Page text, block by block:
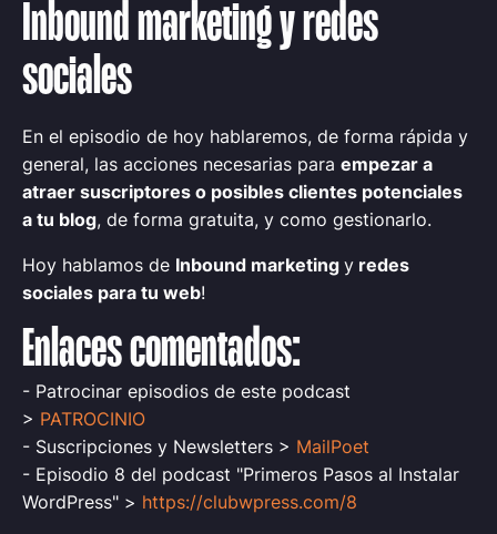
Inbound marketing y redes
sociales
En el episodio de hoy hablaremos, de forma rápida y
general, las acciones necesarias para empezar a
atraer suscriptores o posibles clientes potenciales
a tu blog, de forma gratuita, y como gestionarlo.
Hoy hablamos de Inbound marketing y redes
sociales para tu web!
Enlaces comentados:
- Patrocinar episodios de este podcast
> PATROCINIO
- Suscripciones y Newsletters > MailPoet
- Episodio 8 del podcast "Primeros Pasos al Instalar
WordPress" > https://clubwpress.com/8